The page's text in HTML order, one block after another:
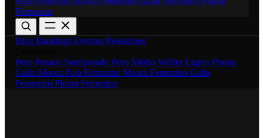
Femenino
Blog Rankings Eventos Peleadores
Peso Pesado Semipesado Peso Medio WélterLigero Pluma
Gallo Mosca Paja Femenino Mosca Femenino Gallo
Femenino Pluma Femenino